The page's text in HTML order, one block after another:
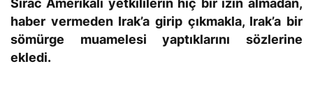
Sirac Amerikalı yetkililerin hiç bir izin almadan,
haber vermeden Irak’a girip çıkmakla, Irak’a bir
sömürge muamelesi yaptıklarını sözlerine
ekledi.